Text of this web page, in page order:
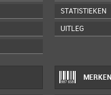
STATISTIEKEN
UITLEG
MERKEN